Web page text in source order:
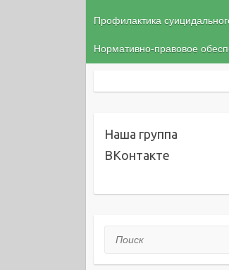
Профилактика
Нормативно-правовое
Наша группа
ВКонтакте
Поиск